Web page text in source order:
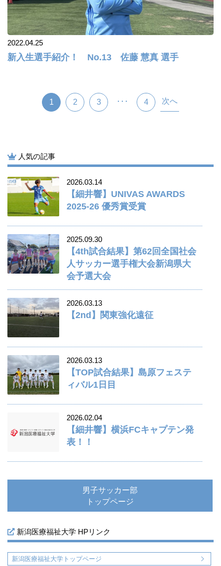
2022.04.25
新入生選手紹介！ No.13 佐藤 慧真 選手
1 2 3 ･･･ 4 次へ
人気の記事
2026.03.14
【細井響】UNIVAS AWARDS
2025-26 優秀賞受賞
2025.09.30
【4th試合結果】第62回全国社会
人サッカー選手権大会新潟県大
会予選大会
2026.03.13
【2nd】関東強化遠征
2026.03.13
【TOP試合結果】島原フェステ
ィバル1日目
2026.02.04
【細井響】横浜FCキャプテン発
表！！
男子サッカー部
トップページ
新潟医療福祉大学 HPリンク
新潟医療福祉大学トップページ